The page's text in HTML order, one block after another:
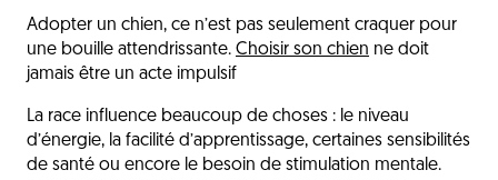
Adopter un chien, ce n’est pas seulement craquer pour
une bouille attendrissante. Choisir son chien ne doit
jamais être un acte impulsif
La race influence beaucoup de choses : le niveau
d’énergie, la facilité d’apprentissage, certaines sensibilités
de santé ou encore le besoin de stimulation mentale.